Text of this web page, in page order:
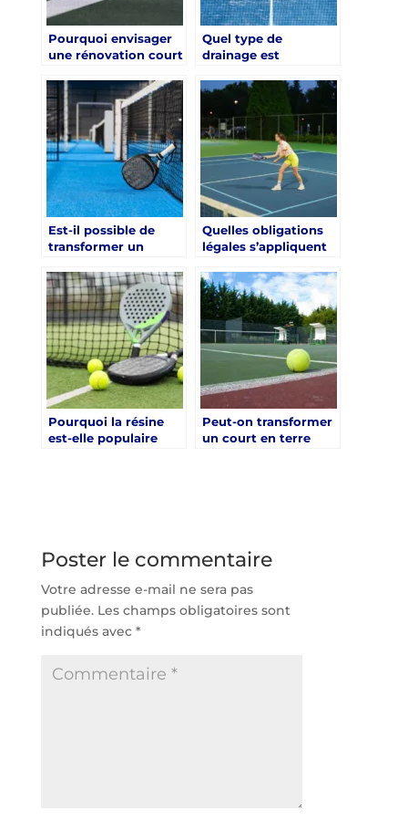
Pourquoi envisager
une rénovation court
Tropez après
plusieurs années
d’usage ?
Quel type de
drainage est
d’une rénovation
court de tennis Saint-
Tropez ?
Est-il possible de
transformer un
battue grâce à une
rénovation court de
tennis Saint-Tropez ?
Quelles obligations
légales s’appliquent
rénovation court de
tennis Saint-Tropez ?
Pourquoi la résine
est-elle populaire
Peut-on transformer
un court en terre
Poster le commentaire
Votre adresse e-mail ne sera pas
publiée. Les champs obligatoires sont
indiqués avec *